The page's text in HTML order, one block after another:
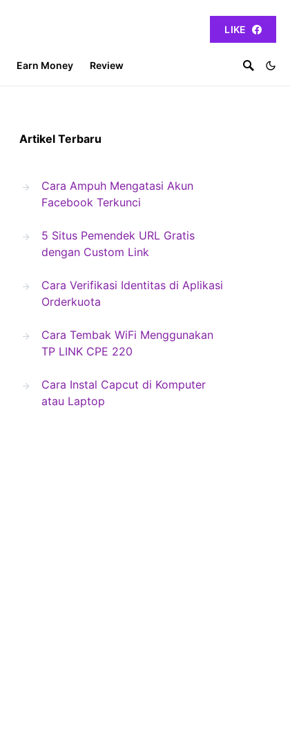
LIKE
Earn Money Review
Artikel Terbaru
Cara Ampuh Mengatasi Akun
Facebook Terkunci
5 Situs Pemendek URL Gratis
dengan Custom Link
Cara Verifikasi Identitas di Aplikasi
Orderkuota
Cara Tembak WiFi Menggunakan
TP LINK CPE 220
Cara Instal Capcut di Komputer
atau Laptop